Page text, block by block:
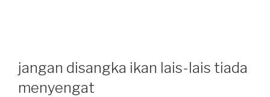
jangan disangka ikan lais-lais tiada
menyengat